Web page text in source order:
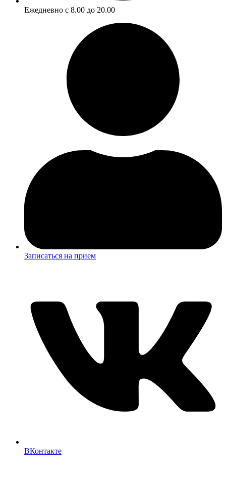
Ежедневно с 8.00 до 20.00
Записаться на прием
ВКонтакте